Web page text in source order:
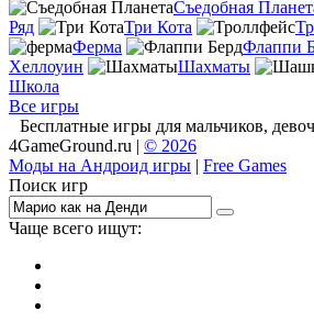
Съедобная
Ряд
Три Кота
Ферма
Флаппи
Хеллоуин
Шахматы
Школа
Все игры
Бесплатные игры для мальчиков,
4GameGround.ru | © 2026
Моды на Андроид игры | Free Games
Поиск игр
Чаще всего ищут: